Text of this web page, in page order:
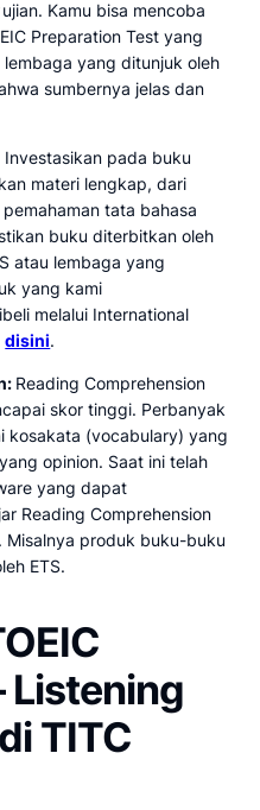
Kamu bisa mencoba
Preparation Test yang
yang ditunjuk oleh
sumbernya jelas dan
Investasikan pada buku
materi lengkap, dari
tata bahasa
buku diterbitkan oleh
atau lembaga yang
yang kami
melalui International
disini.
Reading Comprehension
skor tinggi. Perbanyak
kosakata (vocabulary) yang
opinion. Saat ini telah
yang dapat
Reading Comprehension
Misalnya produk buku-buku
ETS.
Listening
TITC